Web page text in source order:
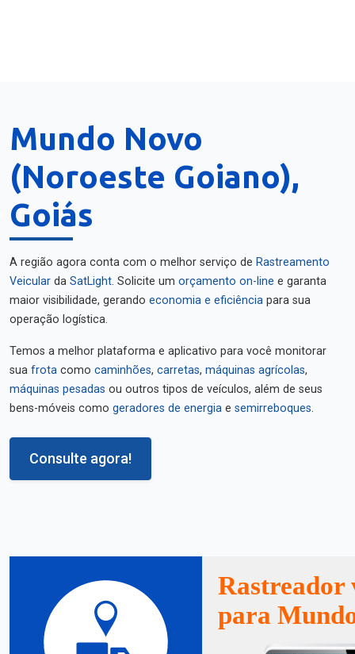
Mundo Novo
(Noroeste Goiano),
Goiás
A região agora conta com o melhor serviço de Rastreamento
Veicular da SatLight. Solicite um orçamento on-line e garanta
maior visibilidade, gerando economia e eficiência para sua
operação logística.
Temos a melhor plataforma e aplicativo para você monitorar
sua frota como caminhões, carretas, máquinas agrícolas,
máquinas pesadas ou outros tipos de veículos, além de seus
bens-móveis como geradores de energia e semirreboques.
Consulte agora!
Rastreador
para